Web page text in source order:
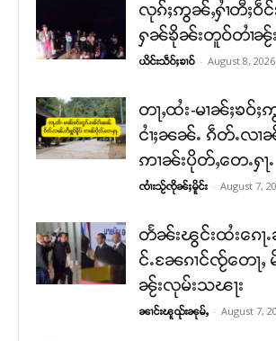
လုၵ်ႈဢွၼ်ႇႁၢႆတီႈဝဵင်
ႁၼ်ၶိုၼ်းတူဝ်တၢႆၼႂ်း
ယိင်းသဵဝ်ႈၶၢဝ် - August 8, 2026
တႃႇထႆး-မၢၼ်ႈၶဝ်
ငၢႆႈၼၼ်ႉ ၵဵတ်ႉလၢ
ဢၢၼ်းပိုတ်ႇတေႉႁႃႉ
ၸၢႆးသႂ်ၸိုၼ်ႈမိူင်း - August 7,
တႅၼ်းၽွင်းထႆးၵေႃ
င်ႉၼႄၵၢင်ၸႂ်တေႃႇ
ၼႂ်းလုမ်းသၽႃး
ၼၢင်းၽူၺ်းၼုမ်ႇ - August 7,